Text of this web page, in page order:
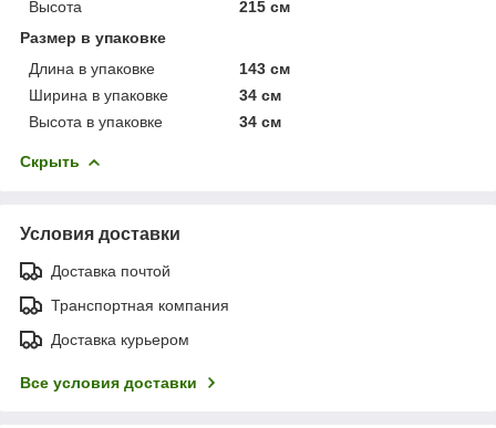
Высота
215 см
Размер в упаковке
Длина в упаковке
143 см
Ширина в упаковке
34 см
Высота в упаковке
34 см
Скрыть
Условия доставки
Доставка почтой
Транспортная компания
Доставка курьером
Все условия доставки